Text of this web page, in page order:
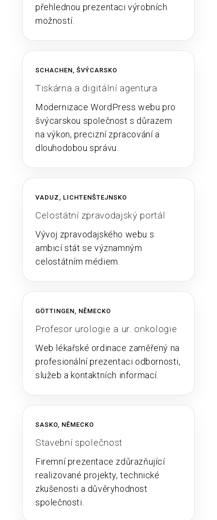
přehlednou prezentaci výrobních
možností.
SCHACHEN, ŠVÝCARSKO
Tiskárna a digitální agentura
Modernizace WordPress webu pro
švýcarskou společnost s důrazem
na výkon, precizní zpracování a
dlouhodobou správu.
VADUZ, LICHTENŠTEJNSKO
Celostátní zpravodajský portál
Vývoj zpravodajského webu s
ambicí stát se významným
celostátním médiem.
GÖTTINGEN, NĚMECKO
Profesor urologie a ur. onkologie
Web lékařské ordinace zaměřený na
profesionální prezentaci odbornosti,
služeb a kontaktních informací.
SASKO, NĚMECKO
Stavební společnost
Firemní prezentace zdůrazňující
realizované projekty, technické
zkušenosti a důvěryhodnost
společnosti.